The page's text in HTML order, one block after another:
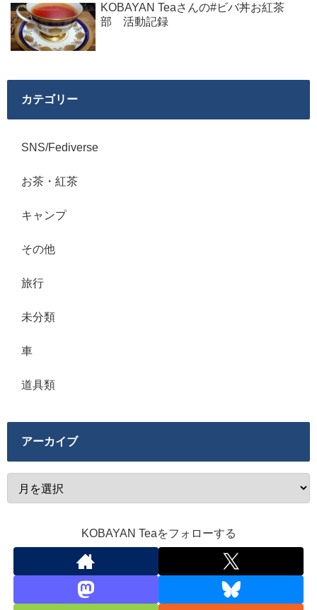
KOBAYAN Teaさんの#ビバ丼お紅茶
部 活動記録
カテゴリー
SNS/Fediverse
お茶・紅茶
キャンプ
その他
旅行
未分類
車
道具類
アーカイブ
KOBAYAN Teaをフォローする